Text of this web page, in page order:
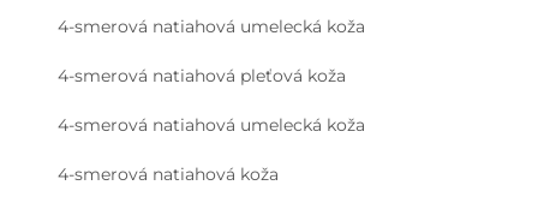
4-smerová natiahová umelecká koža
4-smerová natiahová pleťová koža
4-smerová natiahová umelecká koža
4-smerová natiahová koža